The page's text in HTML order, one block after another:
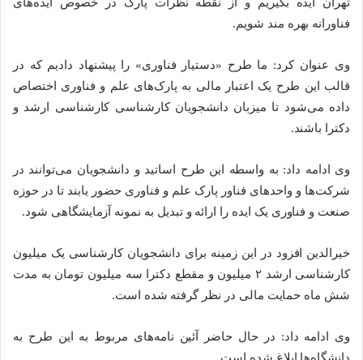
فناورانه بهره مند شویم.
وی عنوان کرد: ما طرح «دستیار فناوری» را پیشنهاد دادیم که در
قالب این طرح یک اعتبار مالی به پارک‌های علم و فناوری اختصاص
داده می‌شود تا میزبان دانشجویان کارشناسی کارشناسی ارشد و
دکترا باشند.
وی ادامه داد: به واسطه این طرح اساتید و دانشجویان می‌توانند در
شرکت‌ها و واحدهای فناور پارک علم و فناوری حضور یابند تا در حوزه
صنعت و فناوری یک ایده را ارائه و تبدیل به نمونه آزمایشگاهی شود.
خیرالدین افزود در این زمینه برای دانشجویان کارشناسی یک میلیون
کارشناسی ارشد ۲ میلیون و مقطع دکترا سه میلیون تومان به مدت
شش ماه حمایت مالی در نظر گرفته شده است.
وی ادامه داد: در حال حاضر آئین نامه‌های مربوط به این طرح به
دانشگاه‌ها ابلاغ شده است.